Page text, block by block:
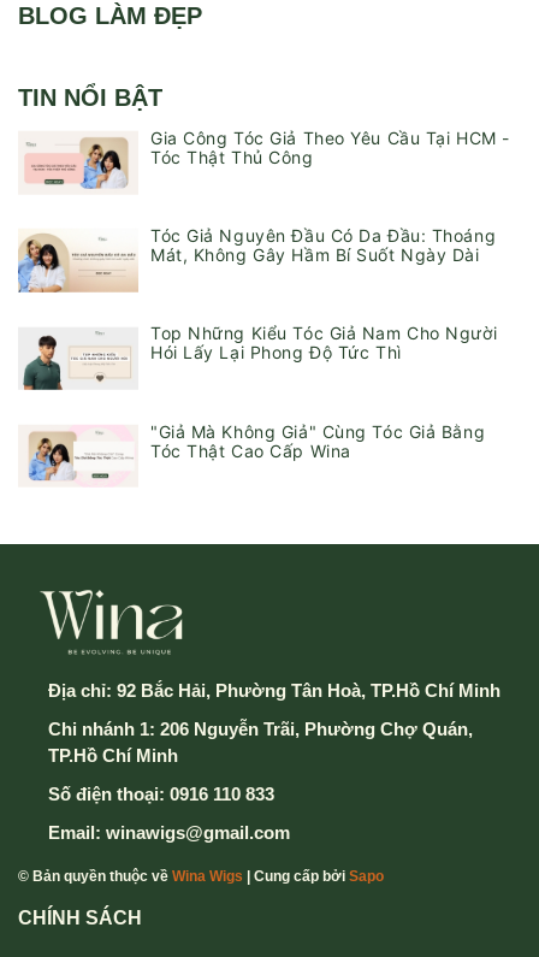
BLOG LÀM ĐẸP
TIN NỔI BẬT
Gia Công Tóc Giả Theo Yêu Cầu Tại HCM -
Tóc Thật Thủ Công
Tóc Giả Nguyên Đầu Có Da Đầu: Thoáng
Mát, Không Gây Hầm Bí Suốt Ngày Dài
Top Những Kiểu Tóc Giả Nam Cho Người
Hói Lấy Lại Phong Độ Tức Thì
"Giả Mà Không Giả" Cùng Tóc Giả Bằng
Tóc Thật Cao Cấp Wina
Địa chỉ: 92 Bắc Hải, Phường Tân Hoà, TP.Hồ Chí Minh
Chi nhánh 1: 206 Nguyễn Trãi, Phường Chợ Quán,
TP.Hồ Chí Minh
Số điện thoại: 0916 110 833
Email: winawigs@gmail.com
© Bản quyền thuộc về Wina Wigs | Cung cấp bởi Sapo
CHÍNH SÁCH